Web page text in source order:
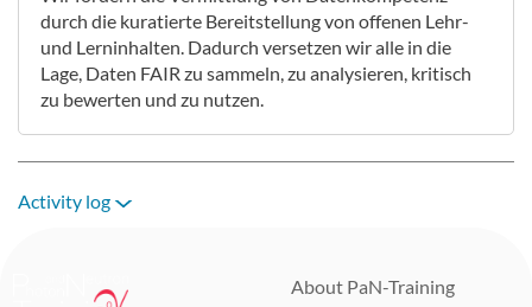
durch die kuratierte Bereitstellung von offenen Lehr-
und Lerninhalten. Dadurch versetzen wir alle in die
Lage, Daten FAIR zu sammeln, zu analysieren, kritisch
zu bewerten und zu nutzen.
Activity log
About PaN-Training